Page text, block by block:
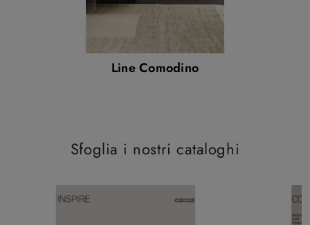
Line Comodino
Sfoglia i nostri cataloghi